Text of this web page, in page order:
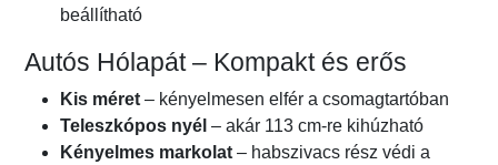
beállítható
Autós Hólapát – Kompakt és erős
Kis méret – kényelmesen elfér a csomagtartóban
Teleszkópos nyél – akár 113 cm-re kihúzható
Kényelmes markolat – habszivacs rész védi a